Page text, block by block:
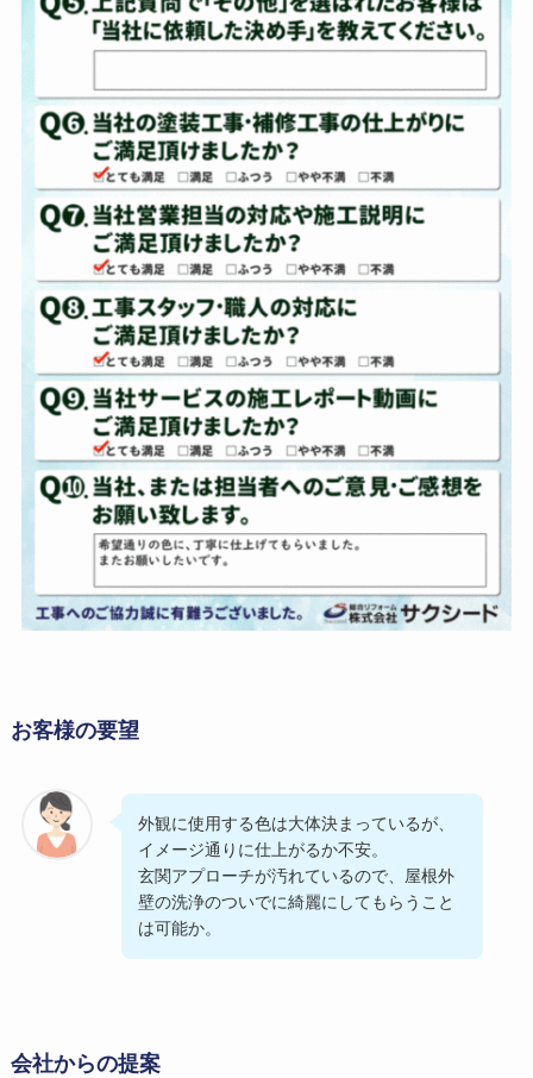
お客様の要望
外観に使用する色は大体決まっているが、
イメージ通りに仕上がるか不安。
玄関アプローチが汚れているので、屋根外
壁の洗浄のついでに綺麗にしてもらうこと
は可能か。
会社からの提案